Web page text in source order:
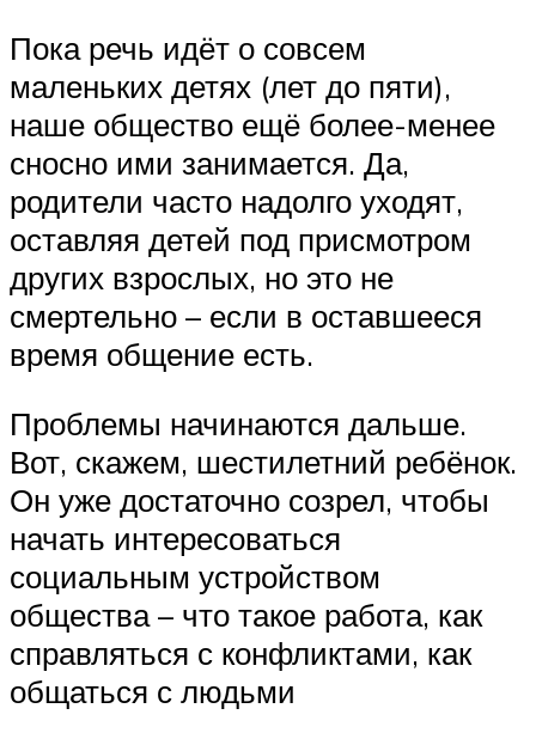
Пока речь идёт о совсем
маленьких детях (лет до пяти),
наше общество ещё более-менее
сносно ими занимается. Да,
родители часто надолго уходят,
оставляя детей под присмотром
других взрослых, но это не
смертельно – если в оставшееся
время общение есть.
Проблемы начинаются дальше.
Вот, скажем, шестилетний ребёнок.
Он уже достаточно созрел, чтобы
начать интересоваться
социальным устройством
общества – что такое работа, как
справляться с конфликтами, как
общаться с людьми